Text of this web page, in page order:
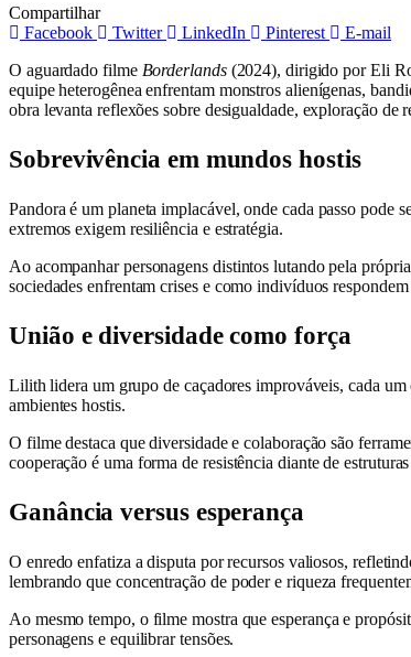
Compartilhar
Facebook
Twitter LinkedIn Pinterest
E-mail
O aguardado filme Borderlands(2024), dirigido por Eli
equipe heterogênea enfrentam monstros alienígenas,
obra levanta reflexões sobre desigualdade, exploração de
Sobrevivência em mundos hostis
Pandora é um planeta implacável, onde cada passo pode
extremos exigem resiliência e estratégia.
Ao acompanhar personagens distintos lutando pela
sociedades enfrentam crises e como indivíduos
União e diversidade como força
Lilith lidera um grupo de caçadores improváveis, cada
ambientes hostis.
O filme destaca que diversidade e colaboração são
cooperação é uma forma de resistência diante de
Ganância versus esperança
O enredo enfatiza a disputa por recursos valiosos,
lembrando que concentração de poder e riqueza
Ao mesmo tempo, o filme mostra que esperança e
personagens e equilibrar tensões.